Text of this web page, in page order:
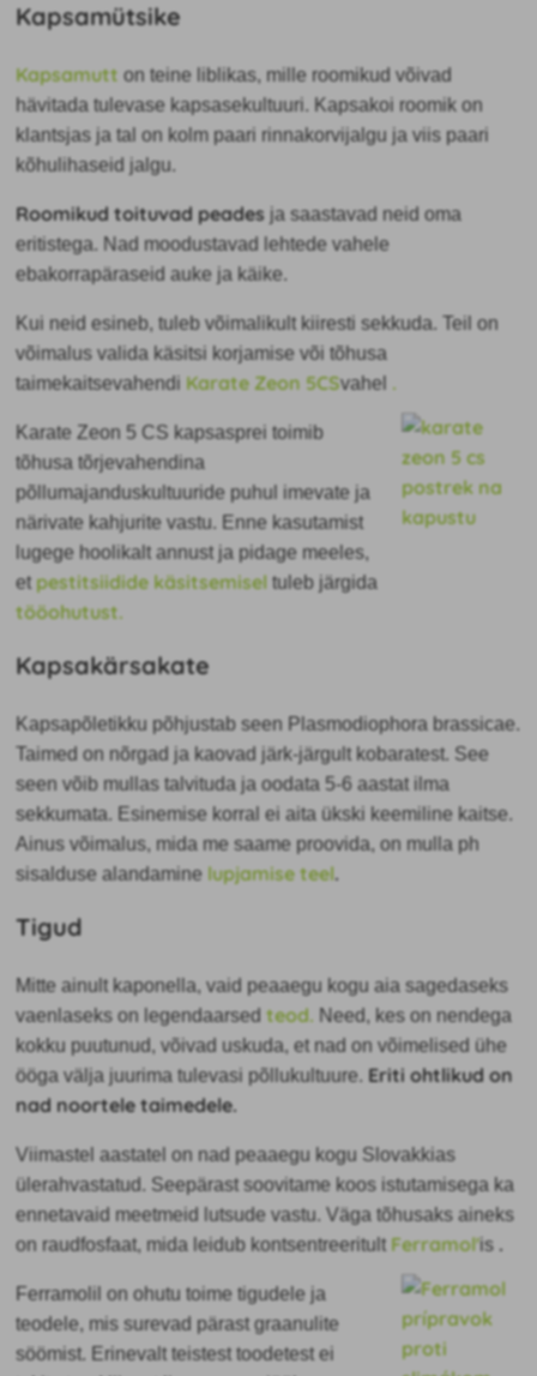
Kapsamütsike
Kapsamutt on teine liblikas, mille roomikud võivad
hävitada tulevase kapsasekultuuri. Kapsakoi roomik on
klantsjas ja tal on kolm paari rinnakorvijalgu ja viis paari
kõhulihaseid jalgu.
Roomikud toituvad peades ja saastavad neid oma
eritistega. Nad moodustavad lehtede vahele
ebakorrapäraseid auke ja käike.
Kui neid esineb, tuleb võimalikult kiiresti sekkuda. Teil on
võimalus valida käsitsi korjamise või tõhusa
taimekaitsevahendi Karate Zeon 5CSvahel .
Karate Zeon 5 CS kapsasprei toimib
tõhusa tõrjevahendina
põllumajanduskultuuride puhul imevate ja
närivate kahjurite vastu. Enne kasutamist
lugege hoolikalt annust ja pidage meeles,
etpestitsiidide käsitsemiseltuleb järgida
tööohutust.
Kapsakärsakate
Kapsapõletikku põhjustab seen Plasmodiophora brassicae.
Taimed on nõrgad ja kaovad järk-järgult kobaratest. See
seen võib mullas talvituda ja oodata 5-6 aastat ilma
sekkumata. Esinemise korral ei aita ükski keemiline kaitse.
Ainus võimalus, mida me saame proovida, on mulla ph
sisalduse alandamine lupjamise teel.
Tigud
Mitte ainult kaponella, vaid peaaegu kogu aia sagedaseks
vaenlaseks on legendaarsedteod. Need, kes on nendega
kokku puutunud, võivad uskuda, et nad on võimelised ühe
ööga välja juurima tulevasi põllukultuure.Eriti ohtlikud on
nad noortele taimedele.
Viimastel aastatel on nad peaaegu kogu Slovakkias
ülerahvastatud. Seepärastsoovitame koos istutamisega ka
ennetavaid meetmeid lutsude vastu. Väga tõhusaks aineks
on raudfosfaat, mida leidub kontsentreeritult Ferramol'is .
Ferramolil on ohutu toime tigudele ja
teodele, mis surevad pärast graanulite
söömist. Erinevalt teistest toodetest ei